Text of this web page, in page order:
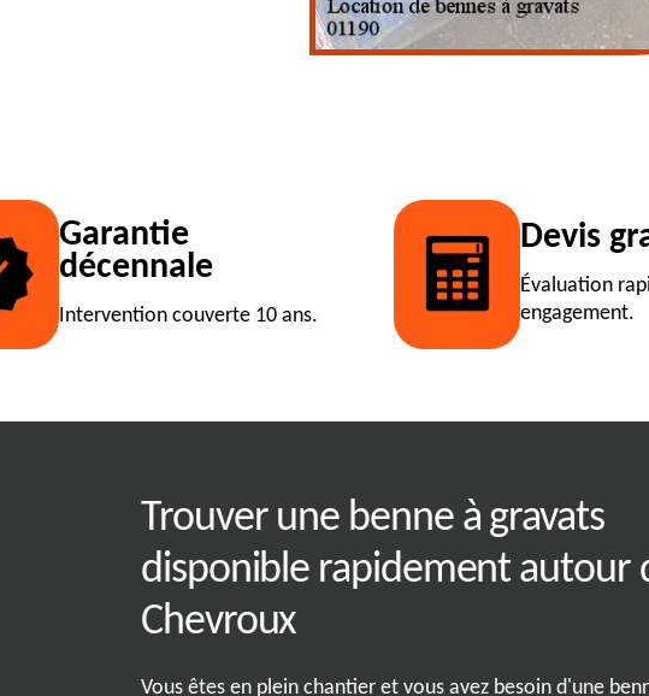
Garantie
décennale
Intervention couverte 10 ans.
Devis
Évaluation
engagement.
de
pour vous
Trouver une benne à gravats
disponible rapidement autour
Chevroux
Vous êtes en plein chantier et vous avez besoin d'une